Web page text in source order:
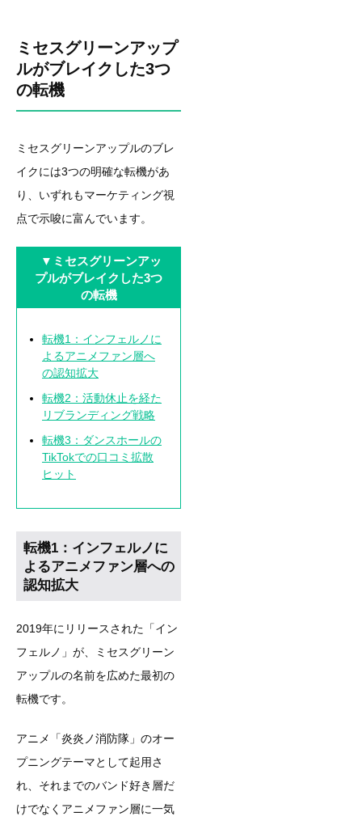
ミセスグリーンアップ
ルがブレイクした3つ
の転機
ミセスグリーンアップルのブレ
イクには3つの明確な転機があ
り、いずれもマーケティング視
点で示唆に富んでいます。
▼ ミセスグリーンアッ
プルがブレイクした3つ
の転機
転機1：インフェルノに
よるアニメファン層へ
の認知拡大
転機2：活動休止を経た
リブランディング戦略
転機3：ダンスホールの
TikTokでの口コミ拡散
ヒット
転機1：インフェルノに
よるアニメファン層への
認知拡大
2019年にリリースされた「イン
フェルノ」が、ミセスグリーン
アップルの名前を広めた最初の
転機です。
アニメ「炎炎ノ消防隊」のオー
プニングテーマとして起用さ
れ、それまでのバンド好き層だ
けでなくアニメファン層に一気